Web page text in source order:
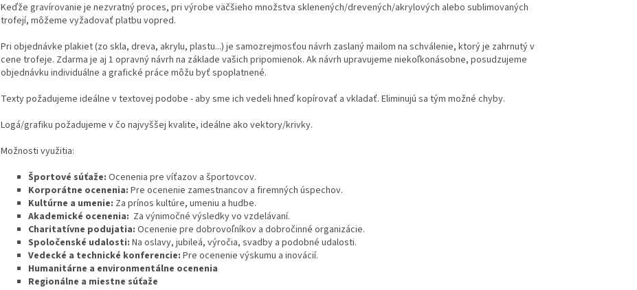
Keďže gravírovanie je nezvratný proces, pri výrobe väčšieho množstva sklenených/drevených/akrylových alebo sublimovaných
trofejí, môžeme vyžadovať platbu vopred.
Pri objednávke plakiet (zo skla, dreva, akrylu, plastu...) je samozrejmosťou návrh zaslaný mailom na schválenie, ktorý je zahrnutý v
cene trofeje. Zdarma je aj 1 opravný návrh na základe vašich pripomienok. Ak návrh upravujeme niekoľkonásobne, posudzujeme
objednávku individuálne a grafické práce môžu byť spoplatnené.
Texty požadujeme ideálne v textovej podobe - aby sme ich vedeli hneď kopírovať a vkladať. Eliminujú sa tým možné chyby.
Logá/grafiku požadujeme v čo najvyššej kvalite, ideálne ako vektory/krivky.
Možnosti využitia:
Športové súťaže: Ocenenia pre víťazov a športovcov.
Korporátne ocenenia: Pre ocenenie zamestnancov a firemných úspechov.
Kultúrne a umenie: Za prínos kultúre, umeniu a hudbe.
Akademické ocenenia: Za výnimočné výsledky vo vzdelávaní.
Charitatívne podujatia: Ocenenie pre dobrovoľníkov a dobročinné organizácie.
Spoločenské udalosti: Na oslavy, jubileá, výročia, svadby a podobné udalosti.
Vedecké a technické konferencie: Pre ocenenie výskumu a inovácií.
Humanitárne a environmentálne ocenenia
Regionálne a miestne súťaže